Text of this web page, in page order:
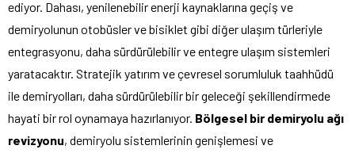
ediyor. Dahası, yenilenebilir enerji kaynaklarına geçiş ve
demiryolunun otobüsler ve bisiklet gibi diğer ulaşım türleriyle
entegrasyonu, daha sürdürülebilir ve entegre ulaşım sistemleri
yaratacaktır. Stratejik yatırım ve çevresel sorumluluk taahhüdü
ile demiryolları, daha sürdürülebilir bir geleceği şekillendirmede
hayati bir rol oynamaya hazırlanıyor. Bölgesel bir demiryolu ağı
revizyonu, demiryolu sistemlerinin genişlemesi ve